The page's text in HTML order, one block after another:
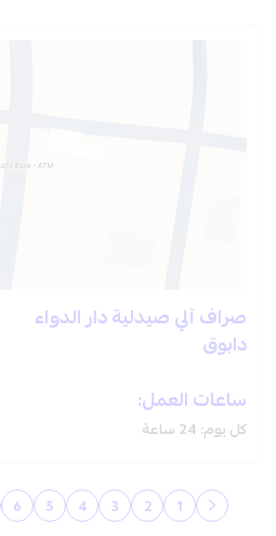
صراف آلي صيدلية دار الدواء
دابوق
ساعات العمل:
كل يوم: 24 ساعة
1
2
3
4
5
6